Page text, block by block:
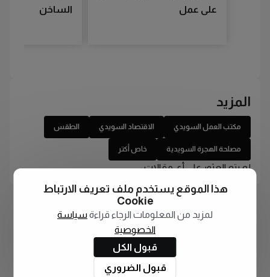
على عمل
الساخن
المزيد
مكتب العمل السويدي الاقتصاد السويدي الطقس
مصلحة الهجرة السويدية خاص أكتر
لم يتم العثور على أي مقالات
هذا الموقع يستخدم ملف تعريف الارتباط
Cookie
لمزيد من المعلومات الرجاء قراءة سياسة
الخصوصية
قبول الكل
قبول الضروري